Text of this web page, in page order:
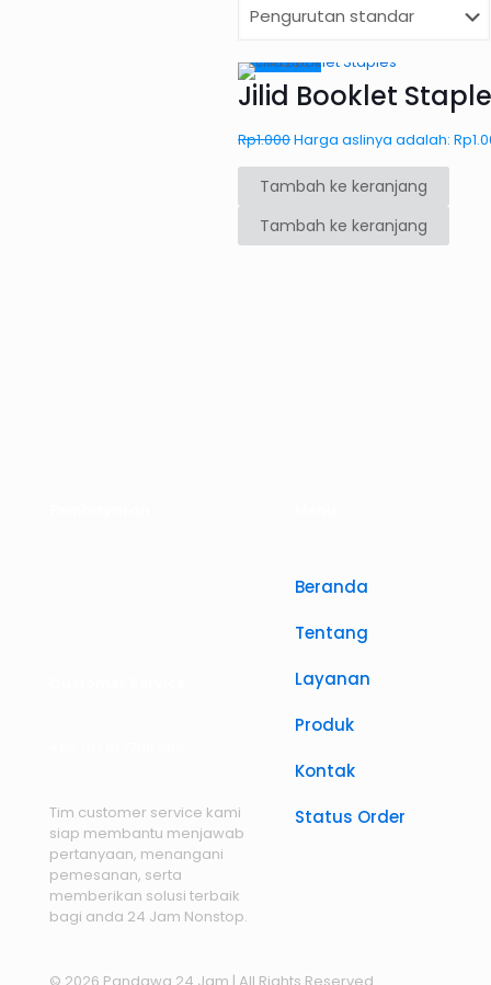
PROMO50%
Jilid Booklet
Rp1.000Harga aslinya adalah:
Tambah ke keranjang
Tambah ke keranjang
Tim customer service kami
siap membantu menjawab
pertanyaan, menangani
pemesanan, serta
memberikan solusi terbaik
bagi anda 24 Jam Nonstop.
Beranda
Tentang
Layanan
Produk
Kontak
Status Order